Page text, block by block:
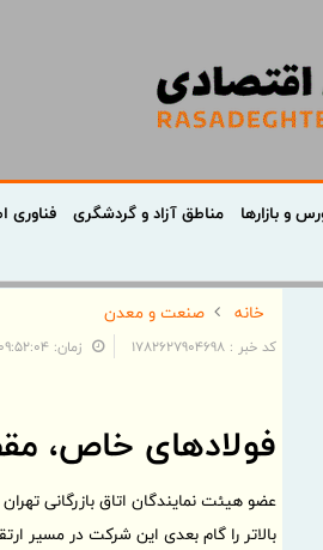
و بازارها مناطق آزاد و گردشگری فناوری
خانه
صنعت و معدن
کد خبر : 1782627904698 زمان: ۰۹:۵۲:۰۴ - تاریخ: ۱۴۰۵/۰۴/۰۷
فولادهای خاص،
عضو هیئت نمایندگان اتاق بازرگانی
بالاتر را گام بعدی این شرکت در مسیر